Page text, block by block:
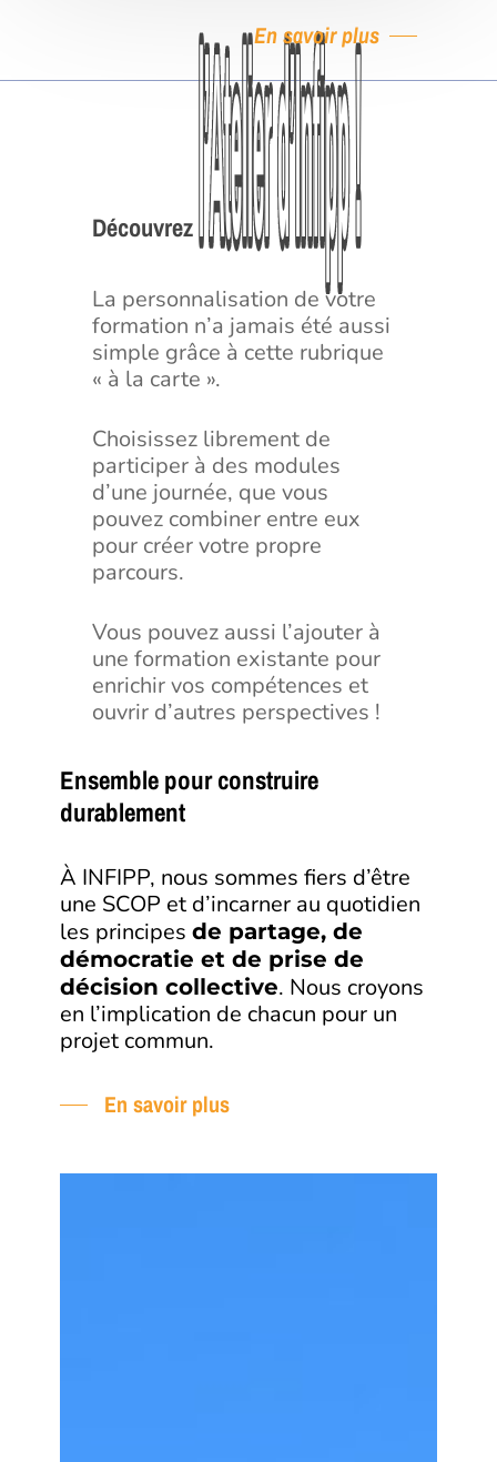
En savoir plus
Découvrez l’Atelier
l’Atelier d’Infipp
d’Infipp
La personnalisation de votre
formation n’a jamais été aussi
simple grâce à cette rubrique
« à la carte ».
Choisissez librement de
participer à des modules
d’une journée, que vous
pouvez combiner entre eux
pour créer votre propre
parcours.
Vous pouvez aussi l’ajouter à
une formation existante pour
enrichir vos compétences et
ouvrir d’autres perspectives !
Ensemble pour construire
durablement
À INFIPP, nous sommes fiers d’être
une SCOP et d’incarner au quotidien
les principesde partage, de
démocratie et de prise de
décision collective. Nous croyons
en l’implication de chacun pour un
projet commun.
En savoir plus